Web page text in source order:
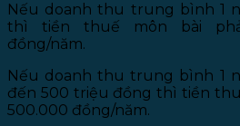
Nếu doanh thu trung bình 1
thì tiền thuế môn bài
đồng/năm.
Nếu doanh thu trung bình 1
đến 500 triệu đồng thì tiền
500.000 đồng/năm.